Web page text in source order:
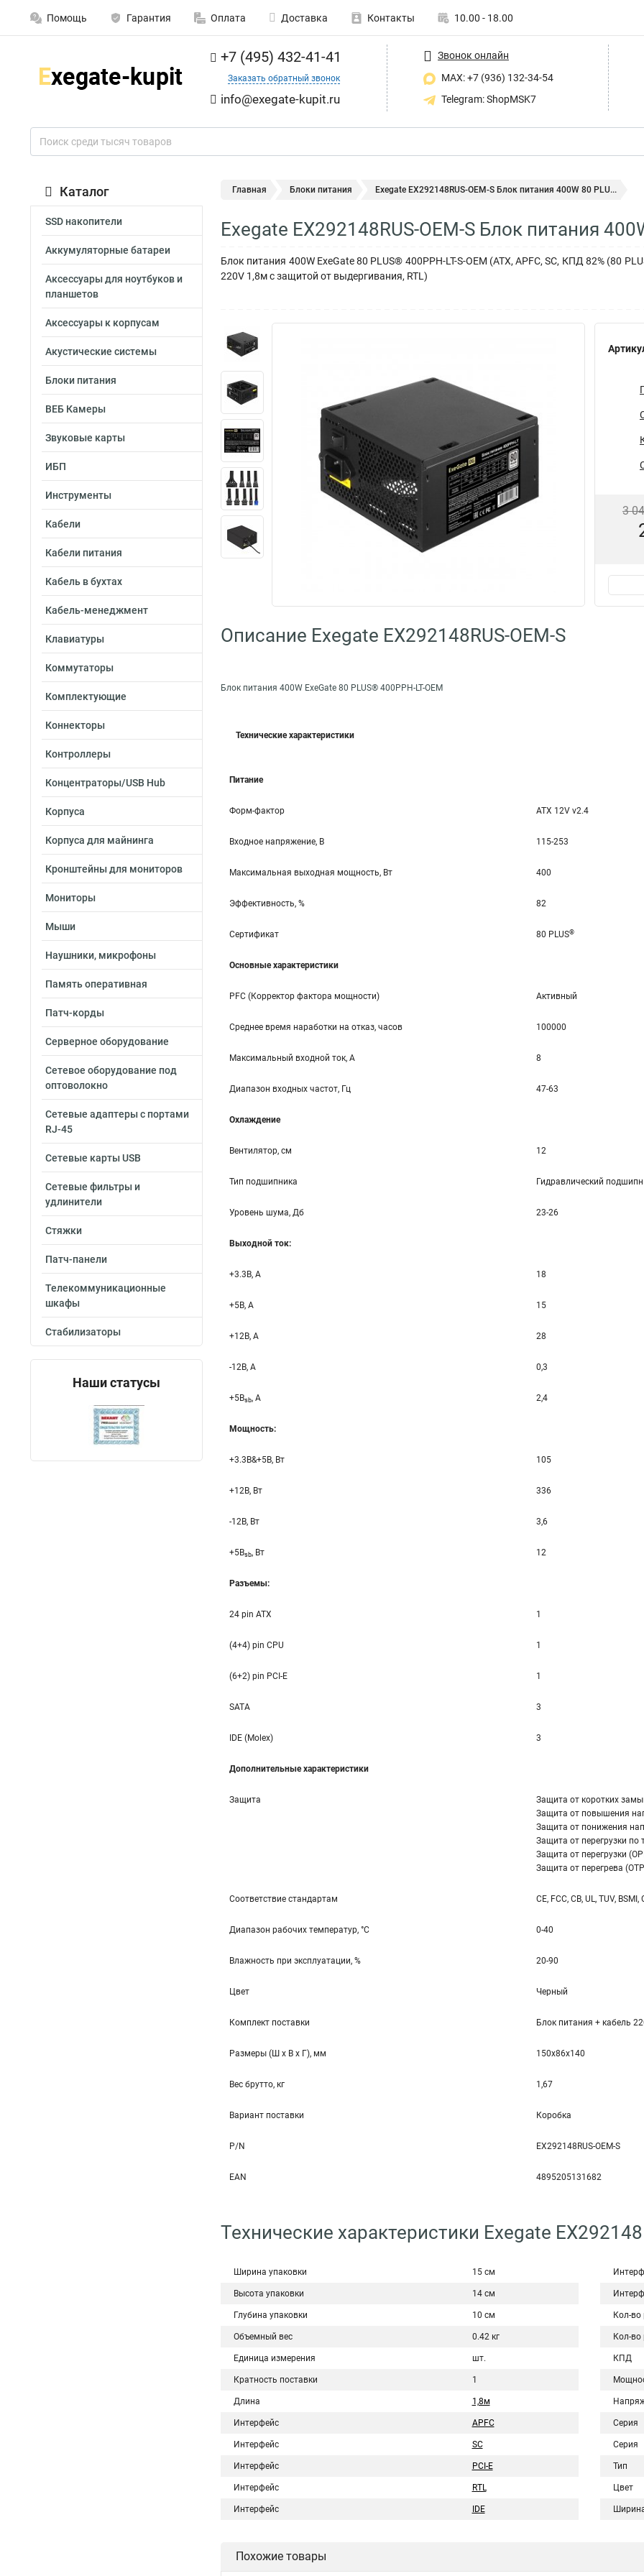
Помощь Гарантия Оплата Доставка Контакты 10.00 - 18.00
+7 (495) 432-41-41
Заказать обратный звонок
info@exegate-kupit.ru
Звонок онлайн
MAX: +7 (936) 132-34-54
Telegram: ShopMSK7
Каталог
SSD накопители
Аккумуляторные батареи
Аксессуары для ноутбуков и
планшетов
Аксессуары к корпусам
Акустические системы
Блоки питания
ВЕБ Камеры
Звуковые карты
ИБП
Инструменты
Кабели
Кабели питания
Кабель в бухтах
Кабель-менеджмент
Клавиатуры
Коммутаторы
Комплектующие
Коннекторы
Контроллеры
Концентраторы/USB Hub
Корпуса
Корпуса для майнинга
Кронштейны для мониторов
Мониторы
Мыши
Наушники, микрофоны
Память оперативная
Патч-корды
Серверное оборудование
Сетевое оборудование под
оптоволокно
Сетевые адаптеры с портами
RJ-45
Сетевые карты USB
Сетевые фильтры и
удлинители
Стяжки
Патч-панели
Телекоммуникационные
шкафы
Стабилизаторы
Наши статусы
Главная Блоки питания Exegate EX292148RUS-OEM-S Блок питания 400W 80 PLU...
Exegate EX292148RUS-OEM-S Блок питания
Блок питания 400W ExeGate 80 PLUS® 400PPH-LT-S-OEM (ATX, APFC, SC, КПД 82% (80
220V 1,8м с защитой от выдергивания, RTL)
3
Описание Exegate EX292148RUS-OEM-S
Блок питания 400W ExeGate 80 PLUS® 400PPH-LT-OEM
Технические характеристики
Питание
Форм-фактор ATX 12V v2.4
Входное напряжение, В 115-253
Максимальная выходная мощность, Вт 400
Эффективность, % 82
Сертификат 80 PLUS®
Основные характеристики
PFC (Корректор фактора мощности) Активный
Среднее время наработки на отказ, часов 100000
Максимальный входной ток, А 8
Диапазон входных частот, Гц 47-63
Охлаждение
Вентилятор, см 12
Тип подшипника Гидравлический
Уровень шума, Дб 23-26
Выходной ток:
+3.3B, А 18
+5B, А 15
+12B, A 28
-12B, A 0,3
+5Bsb, A 2,4
Мощность:
+3.3B&+5B, Вт 105
+12B, Вт 336
-12B, Вт 3,6
+5Bsb, Вт 12
Разъемы:
24 pin ATX 1
(4+4) pin CPU 1
(6+2) pin PCI-E 1
SATA 3
IDE (Molex) 3
Дополнительные характеристики
Защита
Защита от коротких
Защита от повышения
Защита от понижения
Защита от перегрузки по
Защита от перегрузки
Защита от перегрева
Соответствие стандартам CE, FCC, CB, UL, TUV,
Диапазон рабочих температур, °С 0-40
Влажность при эксплуатации, % 20-90
Цвет Черный
Комплект поставки Блок питания + кабель
Размеры (Ш x В x Г), мм 150x86x140
Вес брутто, кг 1,67
Вариант поставки Коробка
P/N EX292148RUS-OEM-S
EAN 4895205131682
Технические характеристики Exegate
Ширина упаковки 15 см
Высота упаковки 14 см
Глубина упаковки 10 см
Объемный вес 0.42 кг
Единица измерения шт.
Кратность поставки 1
Длина 1,8м
Интерфейс APFC
Интерфейс SC
Интерфейс PCI-E
Интерфейс RTL
Интерфейс IDE
Кол-во
Кол-во
КПД
Серия
Серия
Тип
Цвет
Похожие товары